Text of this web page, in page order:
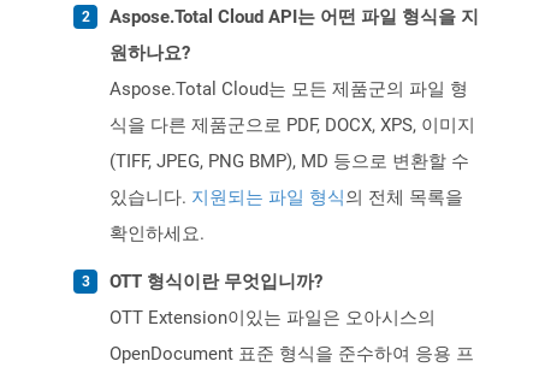
Aspose.Total Cloud API는 어떤 파일 형식을 지
원하나요?
Aspose.Total Cloud는 모든 제품군의 파일 형
식을 다른 제품군으로 PDF, DOCX, XPS, 이미지
(TIFF, JPEG, PNG BMP), MD 등으로 변환할 수
있습니다. 지원되는 파일 형식의 전체 목록을
확인하세요.
OTT 형식이란 무엇입니까?
OTT Extension이있는 파일은 오아시스의
OpenDocument 표준 형식을 준수하여 응용 프